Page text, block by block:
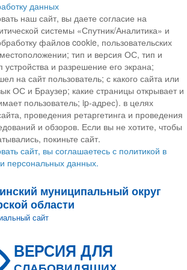
данных
наш сайт, вы даете согласие на
системы «Спутник/Аналитика» и
файлов cookie, пользовательских
тип и версия ОС, тип и
устройства и разрешение его экрана;
на сайт пользователь; с какого сайта или
ОС и Браузер; какие страницы открывает и
пользователь; ip-адрес). в целях
проведения ретаргетинга и проведения
и обзоров. Если вы не хотите, чтобы
покиньте сайт.
сайт, вы соглашаетесь с политикой в
персональных данных.